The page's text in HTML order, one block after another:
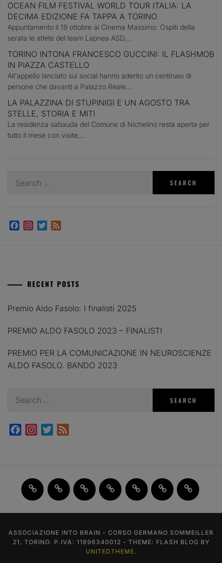
OCEAN FILM FESTIVAL WORLD TOUR ITALIA: LA
DECIMA EDIZIONE FA TAPPA A TORINO
Appuntamento il 19 ottobre al Cinema Massimo. Ospiti della
serata le atlete del team Lapnea ASD,...
TORINO INTONA FRANCESCO GUCCINI: IL FLASHMOB
IN PIAZZA CASTELLO
All'appello lanciato sui social hanno aderito un centinaio di
persone che davanti a Palazzo Reale...
LA PALAZZINA DI STUPINIGI E UN AGOSTO TRA
STELLE, STORIA E MITI
La residenza sabauda del Comune di Nichelino resta aperta per
tutto il mese con visite,...
for:
Facebook
Instagram
Twitter
RECENT POSTS
Premio Aldo Fasolo: I finalisti 2025
PREMIO ALDO FASOLO 2023 – FINALISTI
PREMIO PER LA COMUNICAZIONE IN NEUROSCIENZE
ALDO FASOLO. BANDO 2023
for:
FacebookInstagram
Twitter
Home JAM
FI(na)LMENTE
2.0
Past
Events
About
us
Contact
us
ASSOCIAZIONE INTO BRAIN - CORSO GERMANO SOMMEILLER
21, TORINO. P.IVA: 11896340012 - THEME: FLASH BLOG BY
UNITEDTHEME.